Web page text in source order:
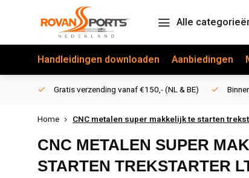
Alle
Handleidingen downloaden Aanbiedingen
Gratis verzending vanaf €150,- (NL & BE)
Home CNC metalen super makkelijk te starten
CNC METALEN SUPER
STARTEN TREKSTARTER